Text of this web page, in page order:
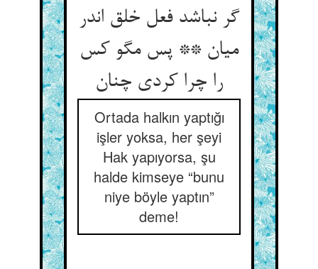
گر نباشد فعل خلق اندر
میان ** پس مگو کس
Ortada halkın yaptığı
işler yoksa, her şeyi
Hak yapıyorsa, şu
halde kimseye “bunu
niye böyle yaptın”
deme!